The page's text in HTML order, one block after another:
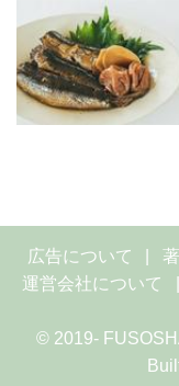
広告について
運営会社について
© 2019-